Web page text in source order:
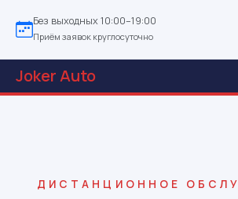
Без выходных 10:00–19:00
Приём заявок круглосуточно
JokerAuto
ДИСТАНЦИОННОЕ